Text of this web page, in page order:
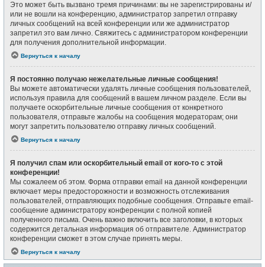
Это может быть вызвано тремя причинами: вы не зарегистрированы и/
или не вошли на конференцию, администратор запретил отправку
личных сообщений на всей конференции или же администратор
запретил это вам лично. Свяжитесь с администратором конференции
для получения дополнительной информации.
Вернуться к началу
Я постоянно получаю нежелательные личные сообщения!
Вы можете автоматически удалять личные сообщения пользователей,
используя правила для сообщений в вашем личном разделе. Если вы
получаете оскорбительные личные сообщения от конкретного
пользователя, отправьте жалобы на сообщения модераторам; они
могут запретить пользователю отправку личных сообщений.
Вернуться к началу
Я получил спам или оскорбительный email от кого-то с этой
конференции!
Мы сожалеем об этом. Форма отправки email на данной конференции
включает меры предосторожности и возможность отслеживания
пользователей, отправляющих подобные сообщения. Отправьте email-
сообщение администратору конференции с полной копией
полученного письма. Очень важно включить все заголовки, в которых
содержится детальная информация об отправителе. Администратор
конференции сможет в этом случае принять меры.
Вернуться к началу